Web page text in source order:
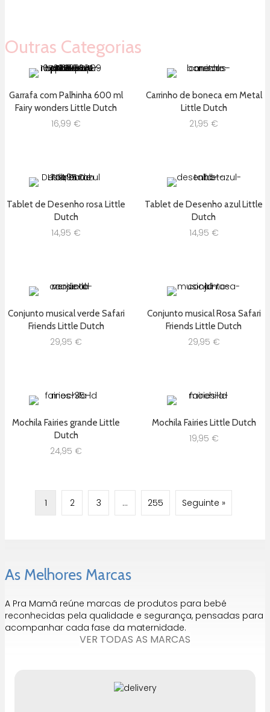
Outras Categorias
Garrafa com Palhinha 600 ml
Fairy wonders Little Dutch
16,99 €
Carrinho de boneca em Metal
Little Dutch
21,95 €
Tablet de Desenho rosa Little
Dutch
14,95 €
Tablet de Desenho azul Little
Dutch
14,95 €
Conjunto musical verde Safari
Friends Little Dutch
29,95 €
Conjunto musical Rosa Safari
Friends Little Dutch
29,95 €
Mochila Fairies grande Little
Dutch
24,95 €
Mochila Fairies Little Dutch
19,95 €
1 2 3 … 255 Seguinte »
As Melhores Marcas
A Pra Mamã reúne marcas de produtos para bebé
reconhecidas pela qualidade e segurança, pensadas para
acompanhar cada fase da maternidade.
VER TODAS AS MARCAS